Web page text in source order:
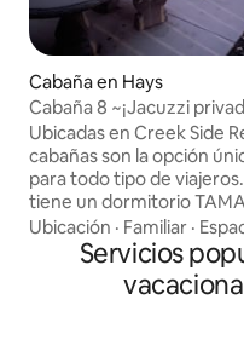
Cabaña en Hays
Cabaña 8 ~¡Jacuzzi
Ubicadas en Creek Side
cabañas son la opción
para todo tipo de viajeros.
tiene un dormitorio
futón, con decoración
todas partes y un
Dirigido para una
querido o suite de luna de
Ubicación · Familiar ·
Servicios